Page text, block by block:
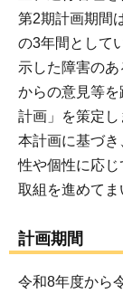
第2期計画期間
の3年間として
示した障害の
からの意見等
計画」を策定し
本計画に基づ
性や個性に応
取組を進めてま
計画期間
令和8年度から